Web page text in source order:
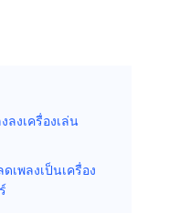
ลงเครื่องเล่น
เพลงเป็นเครื่อง